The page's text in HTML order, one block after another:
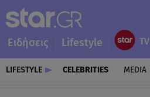
Ειδήσεις Lifestyle
LIFESTYLE CELEBRITIES MEDIA